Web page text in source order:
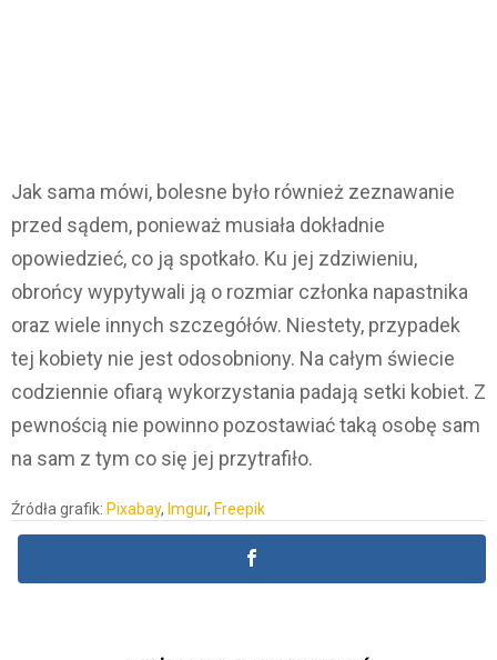
Jak sama mówi, bolesne było również zeznawanie
przed sądem, ponieważ musiała dokładnie
opowiedzieć, co ją spotkało. Ku jej zdziwieniu,
obrońcy wypytywali ją o rozmiar członka napastnika
oraz wiele innych szczegółów. Niestety, przypadek
tej kobiety nie jest odosobniony. Na całym świecie
codziennie ofiarą wykorzystania padają setki kobiet. Z
pewnością nie powinno pozostawiać taką osobę sam
na sam z tym co się jej przytrafiło.
Źródła grafik: Pixabay, Imgur, Freepik